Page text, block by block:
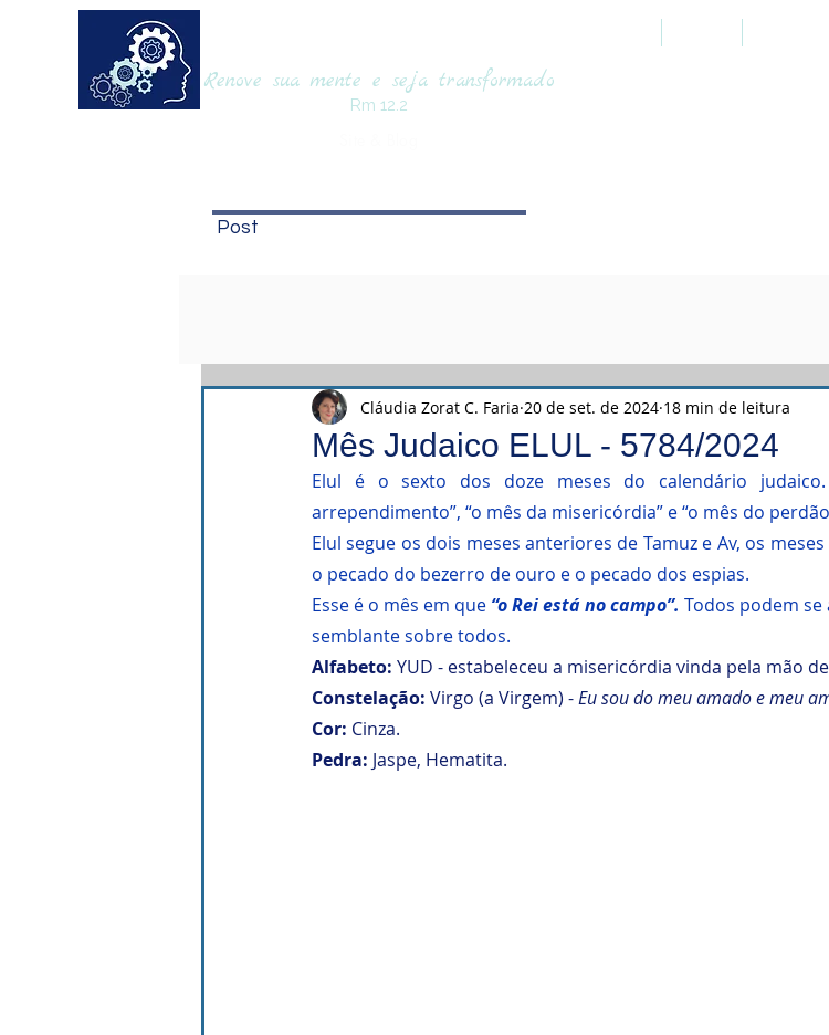
Renove sua mente e seja transformado
Rm 12.2
Post
Mês Judaico ELUL - 5784/2024
Cláudia Zorat C. Faria 20 de set. de 2024 18 min de leitura
Elul é o sexto dos doze meses do calendário
arrependimento”, “o mês da misericórdia” e “o mês do
Elul segue os dois meses anteriores de Tamuz e Av, os
o pecado do bezerro de ouro e o pecado dos espias.
Esse é o mês em que “o Rei está no campo”. Todos podem se
semblante sobre todos.
Alfabeto: YUD - estabeleceu a misericórdia vinda pela mão
Constelação: Virgo (a Virgem) - Eu sou do meu amado e meu
Cor: Cinza.
Pedra: Jaspe, Hematita.